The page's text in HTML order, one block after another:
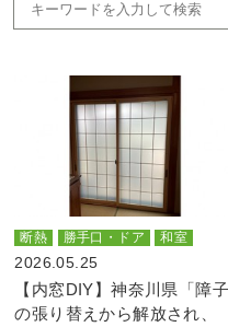
断熱 勝手口・ドア 和室
2026.05.25
【内窓DIY】神奈川県「障子
の張り替えから解放され、